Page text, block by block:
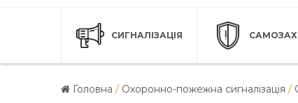
СИГНАЛІЗАЦІЯ
Головна / Охоронно-пожежна сигналізація /